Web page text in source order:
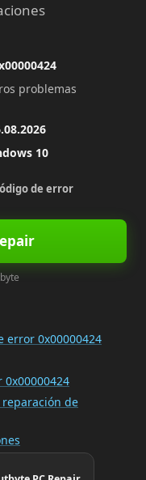
problemas
10
de error
error 0x00000424
de